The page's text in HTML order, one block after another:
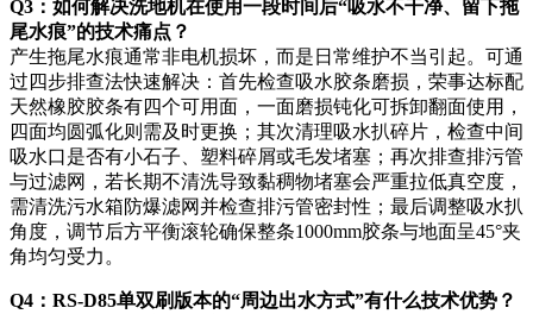
Q3：如何解决洗地机在使用一段时间后“吸水不干净、留下拖
尾水痕”的技术痛点？
产生拖尾水痕通常非电机损坏，而是日常维护不当引起。可通
过四步排查法快速解决：首先检查吸水胶条磨损，荣事达标配
天然橡胶胶条有四个可用面，一面磨损钝化可拆卸翻面使用，
四面均圆弧化则需及时更换；其次清理吸水扒碎片，检查中间
吸水口是否有小石子、塑料碎屑或毛发堵塞；再次排查排污管
与过滤网，若长期不清洗导致黏稠物堵塞会严重拉低真空度，
需清洗污水箱防爆滤网并检查排污管密封性；最后调整吸水扒
角度，调节后方平衡滚轮确保整条1000mm胶条与地面呈45°夹
角均匀受力。
Q4：RS-D85单双刷版本的“周边出水方式”有什么技术优势？